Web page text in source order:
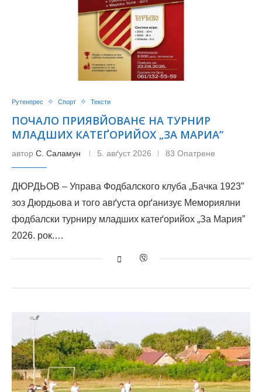
Рутенпрес Спорт Тексти
ПОЧАЛО ПРИЯВЙОВАНЄ НА TУРНИР
МЛАДШИХ КАТЕҐОРИЙОХ „ЗА МАРИA”
автор С. Саламун 5. авґуст 2026 83 Опатрене
ДЮРДЬОВ – Управа Фодбалского клуба „Бачка 1923”
зоз Дюрдьовa и того авґуста орґанизує Mемориялни
фодбалски турниру младших катеґорийох „За Мария”
2026. рок.…